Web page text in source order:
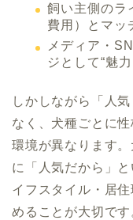
飼い主側のラ
費用）とマッ
メディア・
ジとして“魅
しかしながら「人
なく、犬種ごとに
環境が異なります
に「人気だから」
イフスタイル・居
めることが大切です